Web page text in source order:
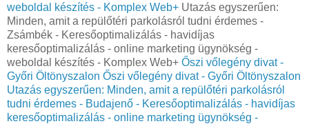
weboldal készítés - Komplex Web+ Utazás egyszerűen:
Minden, amit a repülőtéri parkolásról tudni érdemes -
Zsámbék - Keresőoptimalizálás - havidíjas
keresőoptimalizálás - online marketing ügynökség -
weboldal készítés - Komplex Web+ Őszi vőlegény divat -
Győri Öltönyszalon Őszi vőlegény divat - Győri Öltönyszalon
Utazás egyszerűen: Minden, amit a repülőtéri parkolásról
tudni érdemes - Budajenő - Keresőoptimalizálás - havidíjas
keresőoptimalizálás - online marketing ügynökség -